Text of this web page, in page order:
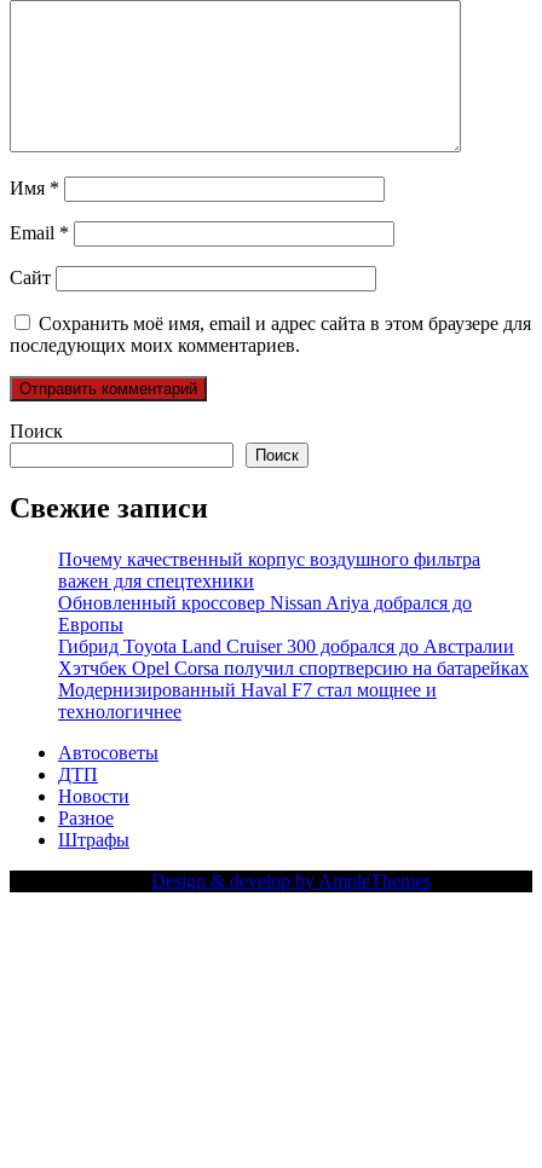
Имя *
Email *
Сайт
Сохранить моё имя, email и адрес сайта в этом браузере для
последующих моих комментариев.
Поиск
Поиск
Свежие записи
Почему качественный корпус воздушного фильтра
важен для спецтехники
Обновленный кроссовер Nissan Ariya добрался до
Европы
Гибрид Toyota Land Cruiser 300 добрался до Австралии
Хэтчбек Opel Corsa получил спортверсию на батарейках
Модернизированный Haval F7 стал мощнее и
технологичнее
Автосоветы
ДТП
Новости
Разное
Штрафы
Design & develop by AmpleThemes